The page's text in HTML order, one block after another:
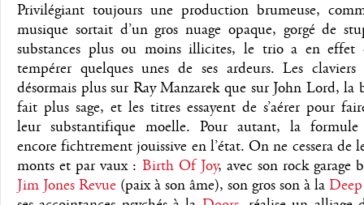
Privilégiant toujours une production brumeuse,
musique sortait d’un gros nuage opaque, gorgé de
substances plus ou moins illicites, le trio a en effet
tempérer quelques unes de ses ardeurs. Les claviers
désormais plus sur Ray Manzarek que sur John Lord, la
fait plus sage, et les titres essayent de s’aérer pour
leur substantifique moelle. Pour autant, la formule
encore fichtrement jouissive en l’état. On ne cessera de
monts et par vaux : Birth Of Joy, avec son rock garage
Jim Jones Revue (paix à son âme), son gros son à la